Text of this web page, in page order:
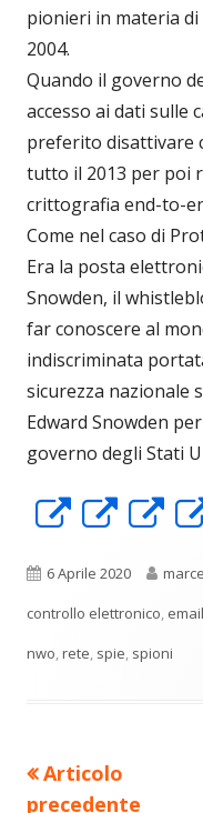
pionieri in materia
2004.
Quando il governo
accesso ai dati sulle
preferito disattivare
tutto il 2013 per poi
crittografia end-to-
Come nel caso di
Era la posta
Snowden, il
far conoscere al
indiscriminata
sicurezza nazionale
Edward Snowden
governo degli Stati
Apre
una
nuova
finestra
Apre
una
Pubblicato
6 Aprile 2020
controllo elettronico, email
nwo,rete, spie, spioni
Navigazione
Precedente
articolo:
Articolo
precedente